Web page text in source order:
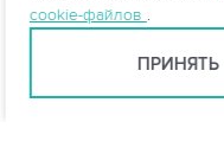
cookie-файлов .
ПРИНЯТЬ